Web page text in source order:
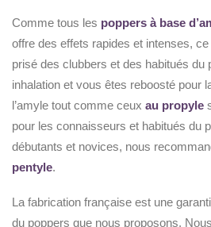
Comme tous les poppers à base
offre des effets rapides et intenses,
prisé des clubbers et des habitués du
inhalation et vous êtes reboosté pour
l’amyle tout comme ceux au propyle
pour les connaisseurs et habitués du
débutants et novices, nous
pentyle.
La fabrication française est une
du poppers que nous proposons.